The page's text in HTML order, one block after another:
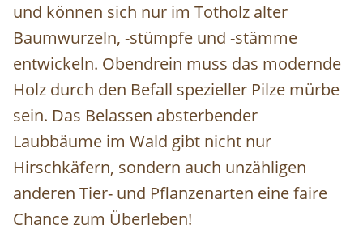
und können sich nur im Totholz alter
Baumwurzeln, -stümpfe und -stämme
entwickeln. Obendrein muss das modernde
Holz durch den Befall spezieller Pilze mürbe
sein. Das Belassen absterbender
Laubbäume im Wald gibt nicht nur
Hirschkäfern, sondern auch unzähligen
anderen Tier- und Pflanzenarten eine faire
Chance zum Überleben!